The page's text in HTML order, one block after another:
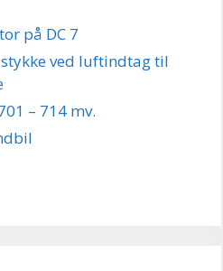
på DC 7
ved luftindtag til
– 714 mv.